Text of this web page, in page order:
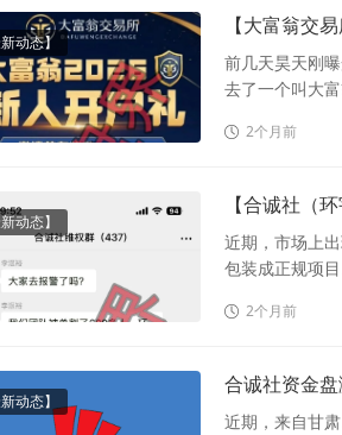
新动态】
【大富翁交
前几天昊天刚
去了一个叫大
2个月前
动态】
【合诚社（
近期，市场上
包装成正规项
2个月前
动态】
合诚社资金
近期，来自甘